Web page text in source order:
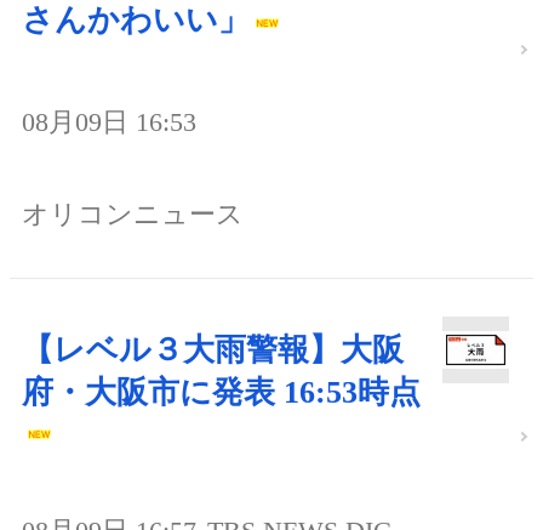
さんかわいい」
08月09日 16:53
オリコンニュース
【レベル３大雨警報】大阪
府・大阪市に発表 16:53時点